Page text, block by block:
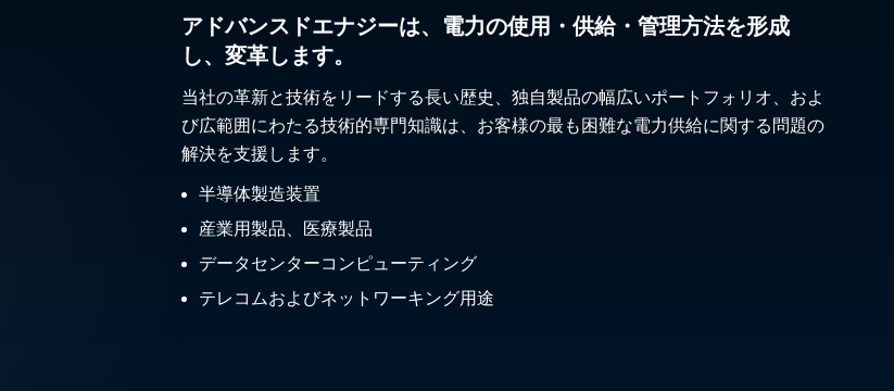
アドバンスドエナジーは、電力の使用・供給・管理方法を形成
し、変革します。
当社の革新と技術をリードする長い歴史、独自製品の幅広いポートフォリオ、およ
び広範囲にわたる技術的専門知識は、お客様の最も困難な電力供給に関する問題の
解決を支援します。
半導体製造装置
産業用製品、医療製品
データセンターコンピューティング
テレコムおよびネットワーキング用途